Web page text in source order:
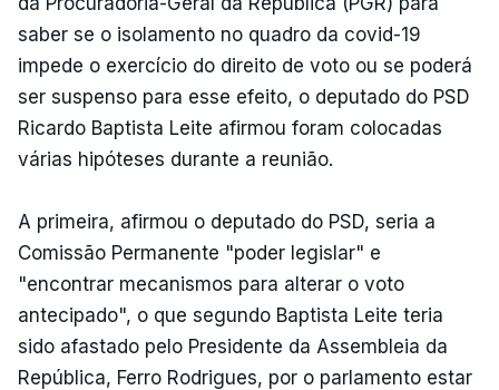
saber se o isolamento no quadro da covid-19
impede o exercício do direito de voto ou se poderá
ser suspenso para esse efeito, o deputado do PSD
Ricardo Baptista Leite afirmou foram colocadas
várias hipóteses durante a reunião.
A primeira, afirmou o deputado do PSD, seria a
Comissão Permanente "poder legislar" e
"encontrar mecanismos para alterar o voto
antecipado", o que segundo Baptista Leite teria
sido afastado pelo Presidente da Assembleia da
República, Ferro Rodrigues, por o parlamento estar